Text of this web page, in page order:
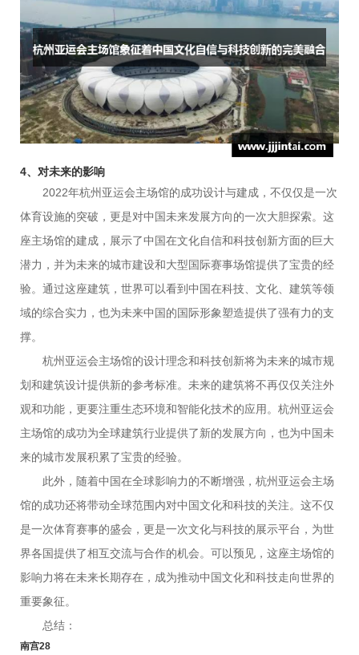
4、对未来的影响
2022年杭州亚运会主场馆的成功设计与建成，不仅仅是一次
体育设施的突破，更是对中国未来发展方向的一次大胆探索。这
座主场馆的建成，展示了中国在文化自信和科技创新方面的巨大
潜力，并为未来的城市建设和大型国际赛事场馆提供了宝贵的经
验。通过这座建筑，世界可以看到中国在科技、文化、建筑等领
域的综合实力，也为未来中国的国际形象塑造提供了强有力的支
撑。
杭州亚运会主场馆的设计理念和科技创新将为未来的城市规
划和建筑设计提供新的参考标准。未来的建筑将不再仅仅关注外
观和功能，更要注重生态环境和智能化技术的应用。杭州亚运会
主场馆的成功为全球建筑行业提供了新的发展方向，也为中国未
来的城市发展积累了宝贵的经验。
此外，随着中国在全球影响力的不断增强，杭州亚运会主场
馆的成功还将带动全球范围内对中国文化和科技的关注。这不仅
是一次体育赛事的盛会，更是一次文化与科技的展示平台，为世
界各国提供了相互交流与合作的机会。可以预见，这座主场馆的
影响力将在未来长期存在，成为推动中国文化和科技走向世界的
重要象征。
总结：
南宫28